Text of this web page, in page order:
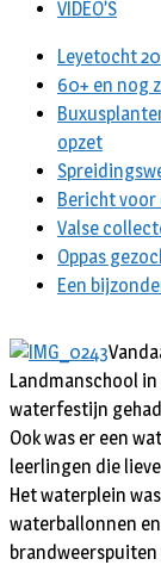
VIDEO’S
Leyetocht
60+ en nog
opzet
Bericht voor
Valse
Oppas
Een
Landmanschool
waterfestijn
Ook was er een
leerlingen die
Het waterplein
waterballonnen
brandweerspuiten